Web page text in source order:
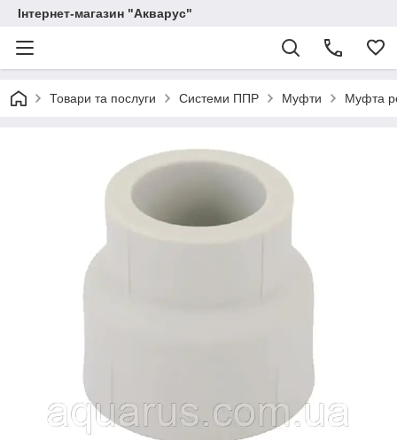
Інтернет-магазин "Акварус"
Товари та послуги Системи ППР Муфти Муфта